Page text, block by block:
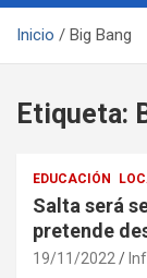
Inicio Big Bang
Etiqueta:
EDUCACIÓN
Salta será
pretende
19/11/2022